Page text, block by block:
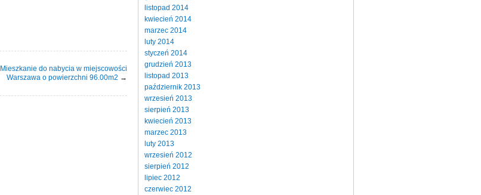
Mieszkanie do nabycia w miejscowości
Warszawa o powierzchni 96.00m2 →
listopad 2014
kwiecień 2014
marzec 2014
luty 2014
styczeń 2014
grudzień 2013
listopad 2013
październik 2013
wrzesień 2013
sierpień 2013
kwiecień 2013
marzec 2013
luty 2013
wrzesień 2012
sierpień 2012
lipiec 2012
czerwiec 2012